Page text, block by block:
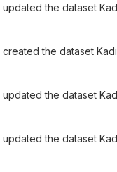
updated the dataset
created the dataset
updated the dataset
updated the dataset